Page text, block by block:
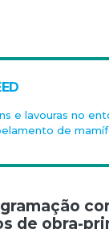
e lavouras no
de
de Post
de obra-